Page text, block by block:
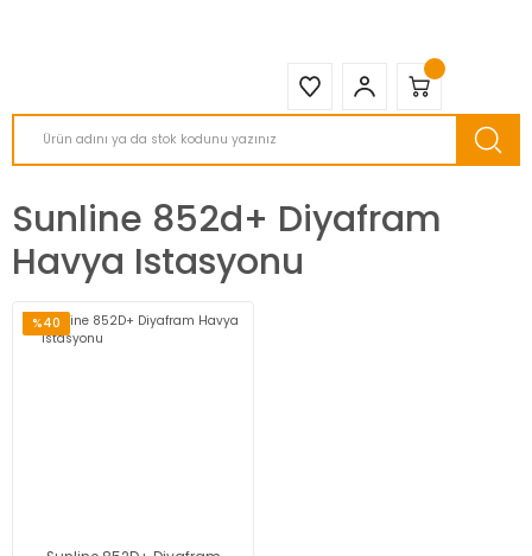
Sunline 852d+ Diyafram
Havya Istasyonu
%40